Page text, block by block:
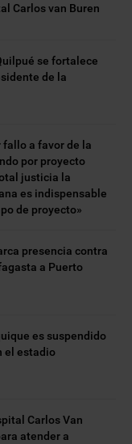
Carlos van Buren
se fortalece
de la
fallo a favor de la
por proyecto
justicia la
es indispensable
de proyecto»
presencia contra
a Puerto
es suspendido
el estadio
Carlos Van
atender a